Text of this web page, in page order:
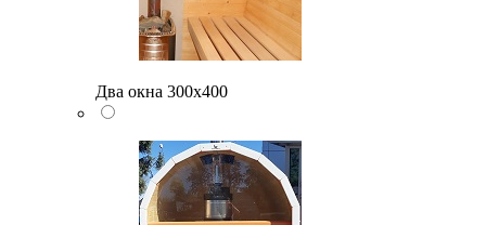
Два окна 300х400